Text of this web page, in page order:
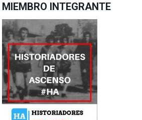
MIEMBRO INTEGRANTE